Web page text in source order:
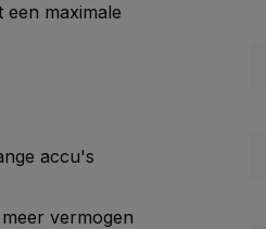
maximale
accu's
vermogen